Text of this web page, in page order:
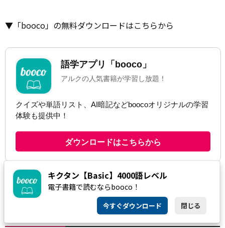
▼「booco」の無料ダウンロードはこちらから
RELATED
あわせて読みたい
キクタン【Basic】4000語レベル
電子書籍で読むならbooco！
今すぐダウンロード 閉じる